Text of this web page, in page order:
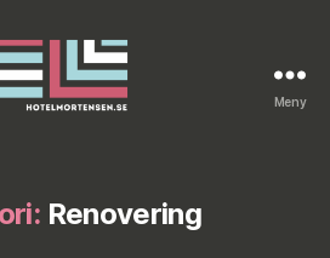
Meny
Renovering